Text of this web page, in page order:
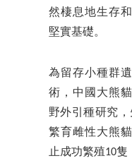
然棲息地生存
堅實基礎。
為留存小種群
術，中國大熊
野外引種研究
繁育雌性大熊
止成功繁殖10隻